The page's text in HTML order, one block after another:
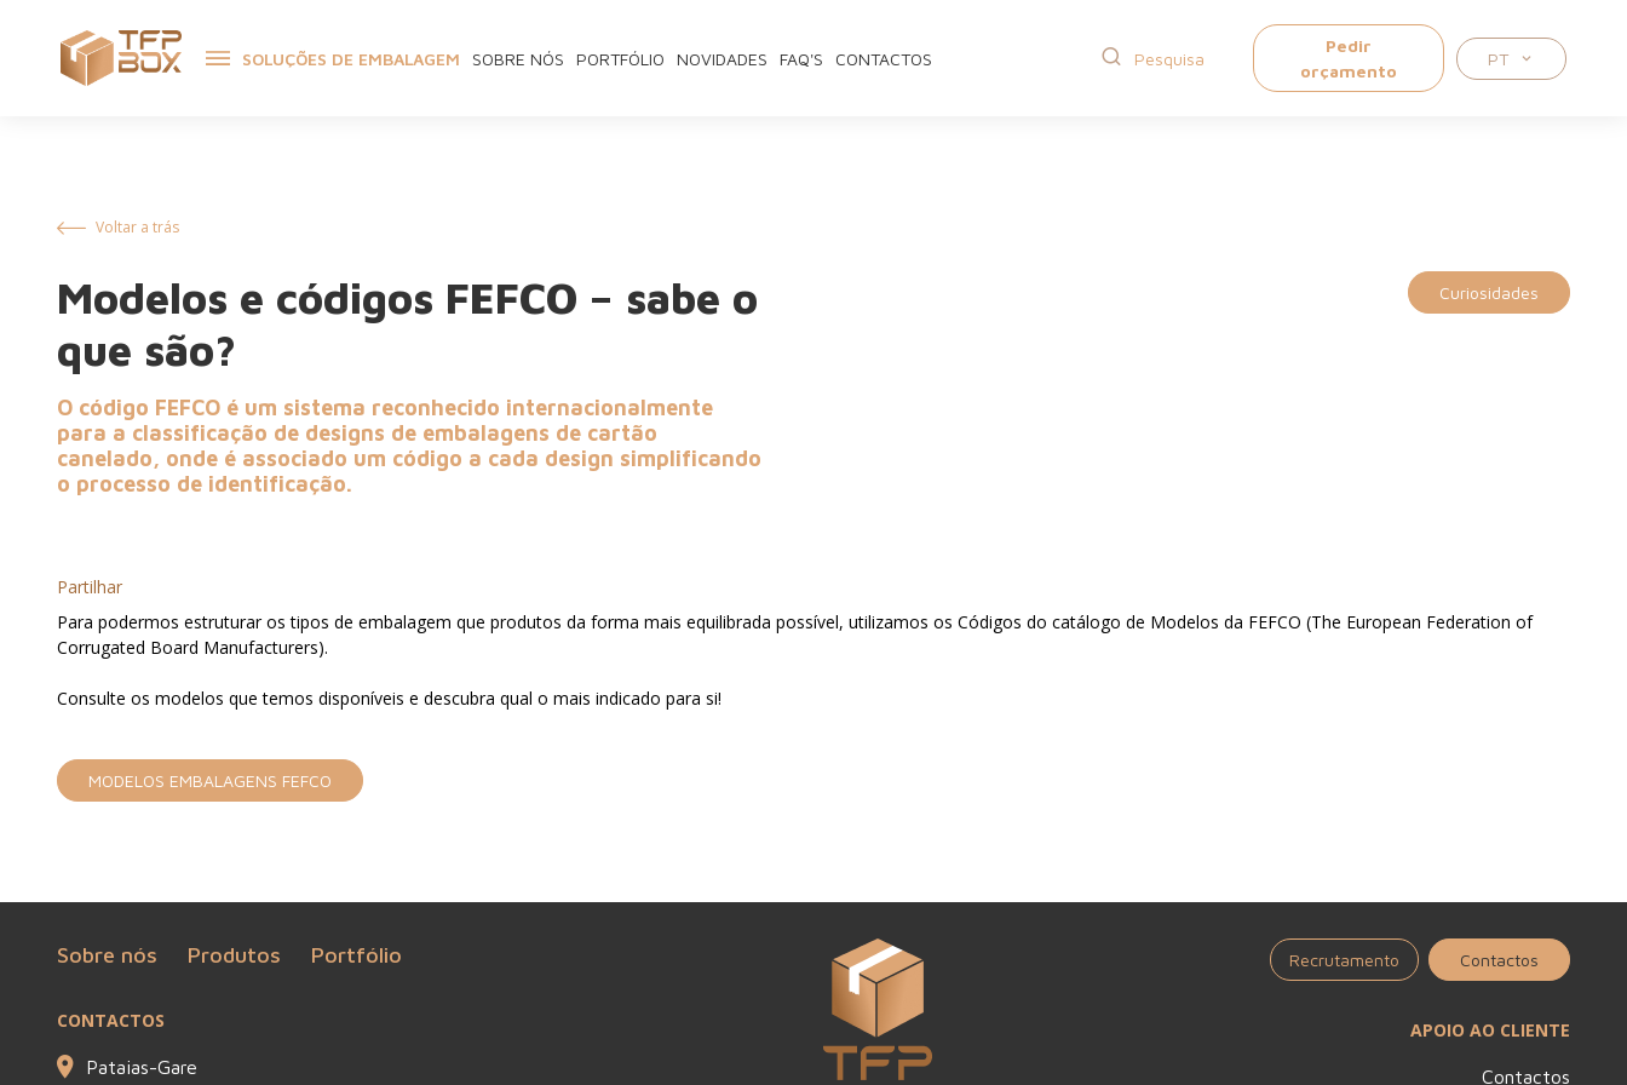
SOLUÇÕES DE EMBALAGEM SOBRE NÓS PORTFÓLIO NOVIDADES FAQ'S CONTACTOS
Pedir
orçamento
PT
Voltar a trás
Modelos e códigos FEFCO – sabe o
que são?
Curiosidades
O código FEFCO é um sistema reconhecido internacionalmente
para a classificação de designs de embalagens de cartão
canelado, onde é associado um código a cada design simplificando
o processo de identificação.
Partilhar
Para podermos estruturar os tipos de embalagem que produtos da forma mais equilibrada possível, utilizamos os Códigos do catálogo de Modelos da FEFCO (The European Federation of
Corrugated Board Manufacturers).
Consulte os modelos que temos disponíveis e descubra qual o mais indicado para si!
MODELOS EMBALAGENS FEFCO
Sobre nós Produtos Portfólio
CONTACTOS
Pataias-Gare
Recrutamento Contactos
APOIO AO CLIENTE
Contactos